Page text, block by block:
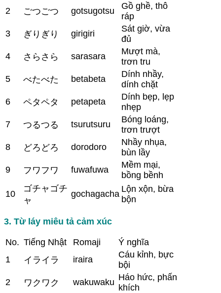
2
ごつごつ gotsugotsu
Gồ ghề, thô
ráp
3
ぎりぎり girigiri
Sát giờ, vừa
đủ
4
さらさら sarasara
Mượt mà,
trơn tru
5
べたべた betabeta
Dính nhầy,
dính chặt
6
ペタペタ petapeta
Dính bẹp, lẹp
nhẹp
7
つるつる tsurutsuru
Bóng loáng,
trơn trượt
8
どろどろ dorodoro
Nhầy nhụa,
bùn lầy
9
フワフワ fuwafuwa
Mềm mại,
bồng bềnh
10
ゴチャゴチ
ャ
gochagacha Lộn xộn, bừa
bộn
3. Từ láy miêu tả cảm xúc
No. Tiếng Nhật Romaji
Ý nghĩa
1
イライラ iraira
Cáu kỉnh, bực
bội
2
ワクワク wakuwaku Háo hức, phấn
khích